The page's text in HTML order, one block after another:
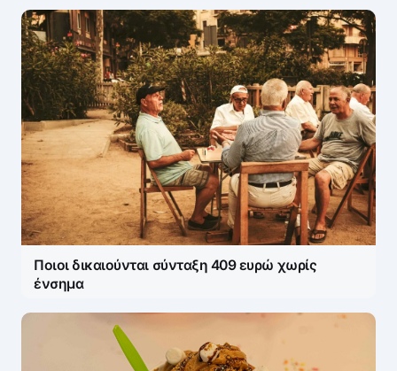
Ποιοι δικαιούνται σύνταξη 409 ευρώ χωρίς
ένσημα